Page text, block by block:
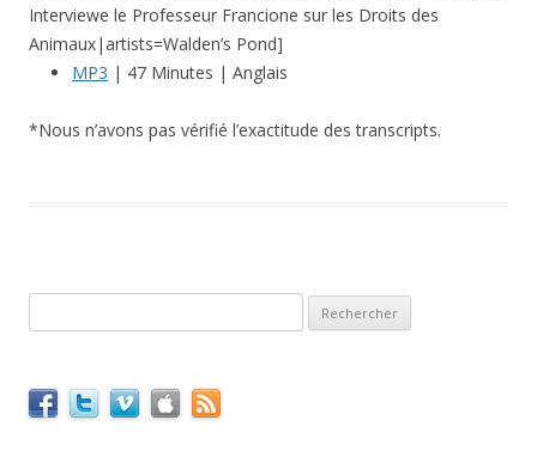
Interviewe le Professeur Francione sur les Droits des
Animaux|artists=Walden’s Pond]
MP3 | 47 Minutes | Anglais
*Nous n’avons pas vérifié l’exactitude des transcripts.